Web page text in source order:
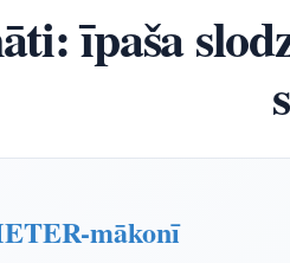
īpaša
mākonī